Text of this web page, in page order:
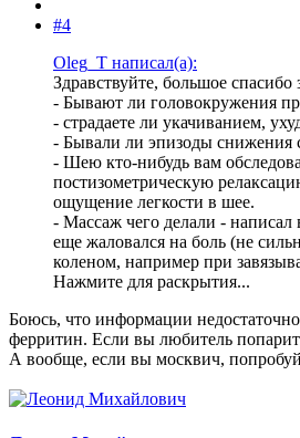
#4
Oleg_T написал(а):
Здравствуйте, большое спасибо
- Бывают ли головокружения
- страдаете ли укачиванием,
- Бывали ли эпизоды снижения
- Шею кто-нибудь вам
постизометрическую
ощущение легкости в шее.
- Массаж чего делали - написал
еще жаловался на боль (не
коленом, например при
Нажмите для раскрытия...
Боюсь, что информации
ферритин. Если вы любитель
А вообще, если вы москвич,